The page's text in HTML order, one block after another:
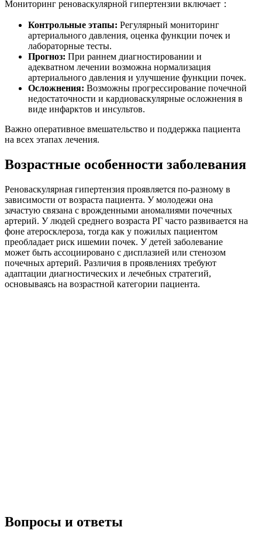
Мониторинг реноваскулярной гипертензии включает：
Контрольные этапы: Регулярный мониторинг
артериального давления, оценка функции почек и
лабораторные тесты.
Прогноз: При раннем диагностировании и
адекватном лечении возможна нормализация
артериального давления и улучшение функции почек.
Осложнения: Возможны прогрессирование почечной
недостаточности и кардиоваскулярные осложнения в
виде инфарктов и инсультов.
Важно оперативное вмешательство и поддержка пациента
на всех этапах лечения.
Возрастные особенности заболевания
Реноваскулярная гипертензия проявляется по-разному в
зависимости от возраста пациента. У молодежи она
зачастую связана с врожденными аномалиями почечных
артерий. У людей среднего возраста РГ часто развивается на
фоне атеросклероза, тогда как у пожилых пациентом
преобладает риск ишемии почек. У детей заболевание
может быть ассоциировано с дисплазией или стенозом
почечных артерий. Различия в проявлениях требуют
адаптации диагностических и лечебных стратегий,
основываясь на возрастной категории пациента.
Вопросы и ответы